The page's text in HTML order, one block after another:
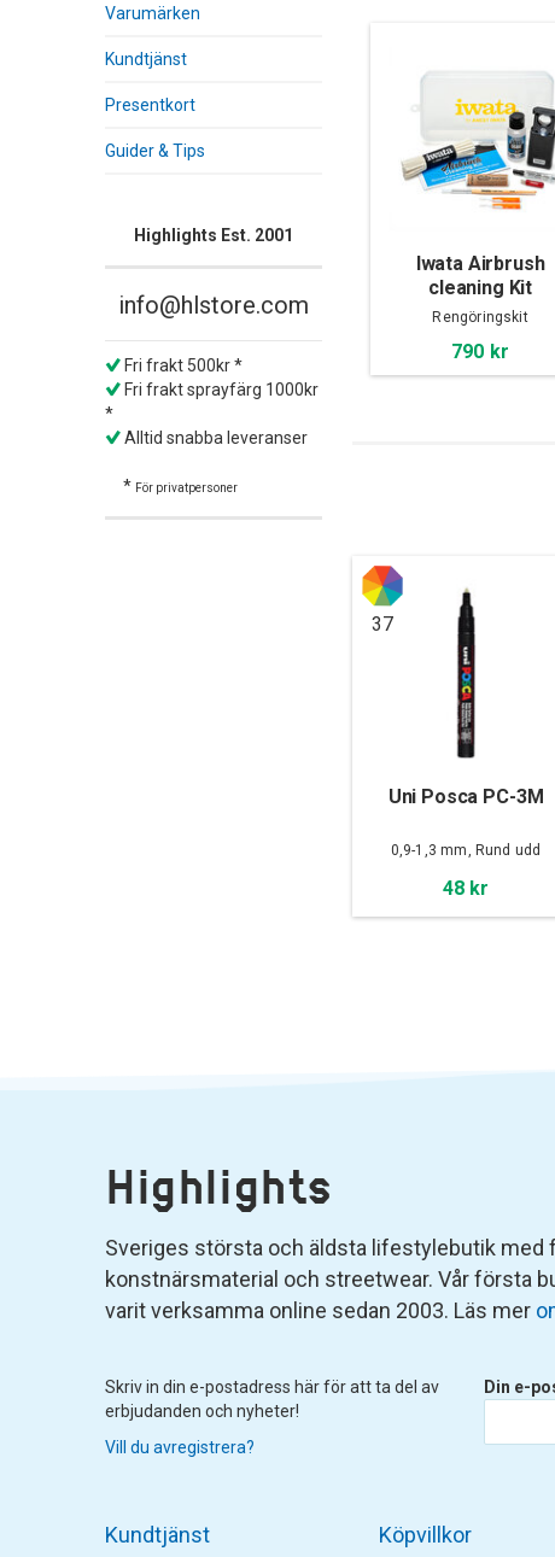
Varumärken
Kundtjänst
Presentkort
Guider & Tips
Highlights Est. 2001
info@hlstore.com
Fri frakt 500kr *
Fri frakt sprayfärg 1000kr
*
Alltid snabba leveranser
* För privatpersoner
Iwata Airbrush
cleaning Kit
Rengöringskit
790 kr
37
Uni Posca PC-3M
0,9-1,3 mm, Rund udd
48 kr
Highlights
Sveriges största och äldsta lifestylebutik med
konstnärsmaterial och streetwear. Vår första
varit verksamma online sedan 2003. Läs mer
Skriv in din e-postadress här för att ta del av
erbjudanden och nyheter!
Vill du avregistrera?
Din e-
Kundtjänst
Köpvillkor